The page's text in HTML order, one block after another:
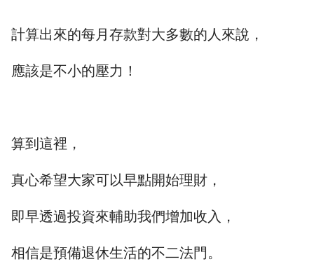
計算出來的每月存款對大多數的人來說，
應該是不小的壓力！
算到這裡，
真心希望大家可以早點開始理財，
即早透過投資來輔助我們增加收入，
相信是預備退休生活的不二法門。